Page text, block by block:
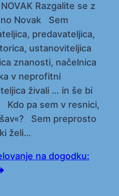
Razgalite se z
Novak Sem
predavateljica,
ustanoviteljica
znanosti, načelnica
v neprofitni
živali … in še bi
Kdo pa sem v resnici,
Sem preprosto
želi…
na dogodku: